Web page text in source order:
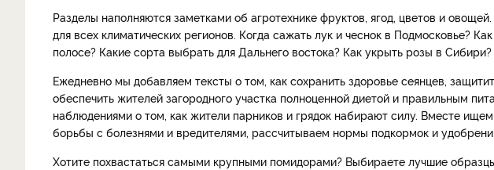
Разделы наполняются заметками об агротехнике фруктов, ягод, цветов и
для всех климатических регионов. Когда сажать лук и чеснок в Подмосковье?
полосе? Какие сорта выбрать для Дальнего востока? Как укрыть розы в Сибири?
Ежедневно мы добавляем тексты о том, как сохранить здоровье сеянцев,
обеспечить жителей загородного участка полноценной диетой и правильным
наблюдениями о том, как жители парников и грядок набирают силу. Вместе
борьбы с болезнями и вредителями, рассчитываем нормы подкормок и
Хотите похвастаться самыми крупными помидорами? Выбираете лучшие